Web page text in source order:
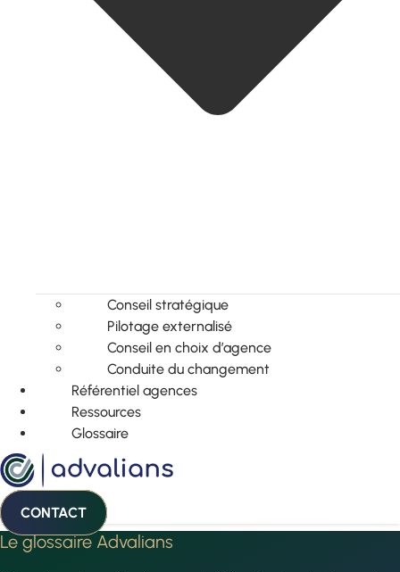
Conseil stratégique
Pilotage externalisé
Conseil en choix d’agence
Conduite du changement
Référentiel agences
Ressources
Glossaire
CONTACT
Le glossaire Advalians